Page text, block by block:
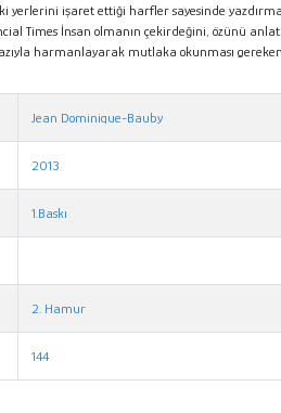
işaret ettiği harfler sayesinde
Times İnsan olmanın çekirdeğini, özünü
harmanlayarak mutlaka okunması
Jean Dominique-Bauby
2013
1.Baskı
2. Hamur
144